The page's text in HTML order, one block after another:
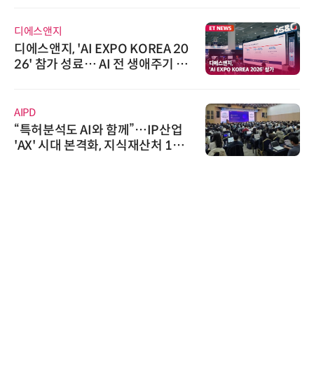
디에스앤지
디에스앤지, 'AI EXPO KOREA 20
26' 참가 성료… AI 전 생애주기 아
AIPD
“특허분석도 AI와 함께”…IP산업
'AX' 시대 본격화, 지식재산처 1호